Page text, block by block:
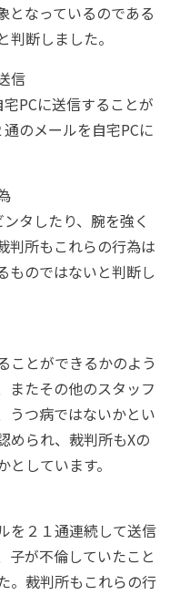
となっているのである
断しました。
信
PCに送信することが
のメールを自宅PCに
タしたり、腕を強く
判所もこれらの行為は
ものではないと判断し
ことができるかのよう
またその他のスタッフ
うつ病ではないかとい
められ、裁判所もXの
しています。
を２１通連続して送信
子が不倫していたこと
。裁判所もこれらの行